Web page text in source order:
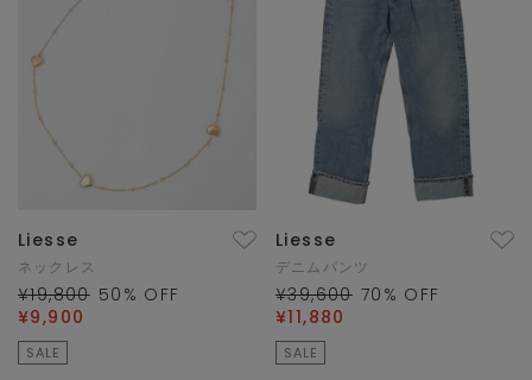
Liesse
ネックレス
¥19,800 50 % OFF
¥9,900
SALE
Liesse
デニムパンツ
¥39,600 70 % OFF
¥11,880
SALE